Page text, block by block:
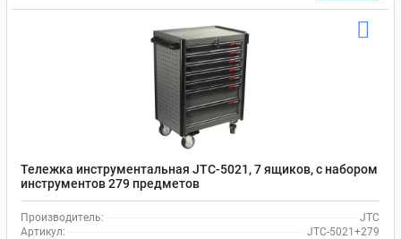
Тележка инструментальная JTC-5021, 7 ящиков, с набором
инструментов 279 предметов
Производитель:
JTC
Артикул:
JTC-5021+279